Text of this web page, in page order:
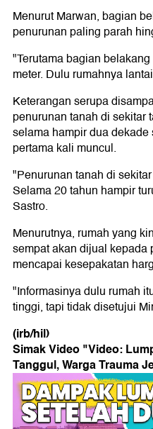
Menurut Marwan, bagian
penurunan paling parah
"Terutama bagian
meter. Dulu rumahnya
Keterangan serupa
penurunan tanah di sekitar
selama hampir dua
pertama kali muncul.
"Penurunan tanah di
Selama 20 tahun hampir
Sastro.
Menurutnya, rumah yang
sempat akan dijual
mencapai kesepakatan
"Informasinya dulu rumah
tinggi, tapi tidak disetujui
(irb/hil)
Simak Video "Video:
Tanggul, Warga Trauma